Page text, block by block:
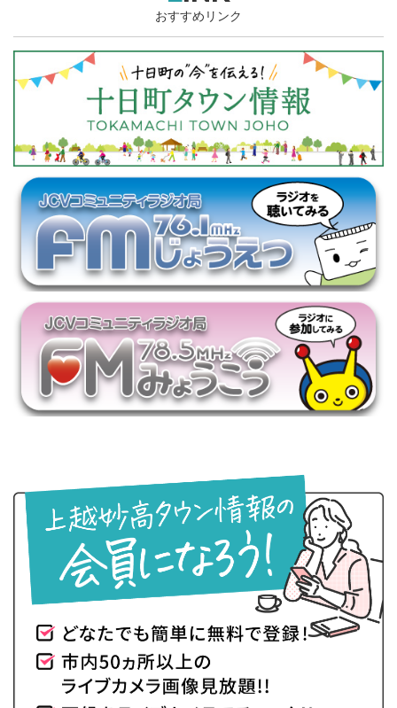
おすすめリンク